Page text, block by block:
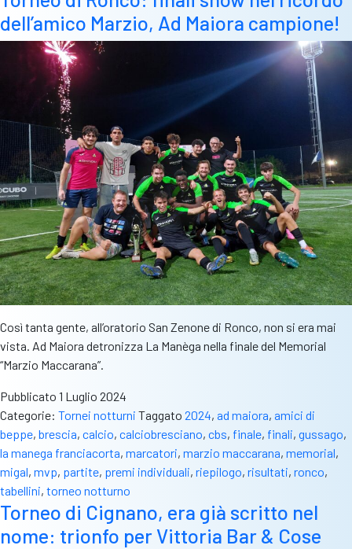
dell’amico Marzio, Ad Maiora campione!
Così tanta gente, all’oratorio San Zenone di Ronco, non si era mai
vista. Ad Maiora detronizza La Manèga nella finale del Memorial
“Marzio Maccarana”.
Pubblicato 1 Luglio 2024
Categorie: Tornei notturni Taggato 2024, ad maiora, amici di
beppe, brescia, calcio, calciobresciano, cbs, finale, finali, gussago,
la manega franciacorta, marcatori, marzio maccarana, memorial,
migal, mvp, partite, premi individuali, riepilogo, risultati, ronco,
tabellini, torneo notturno
Torneo di Cignano, era già scritto nel
nome: trionfo per Vittoria Bar & Cose